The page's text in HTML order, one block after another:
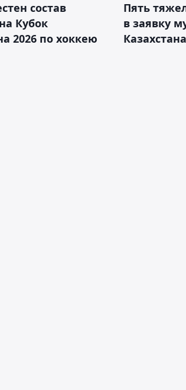
состав
Кубок
2026 по хоккею
Пять
в заявку